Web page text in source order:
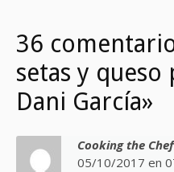
36
setas y queso
Dani García»
Cooking the Chef
05/10/2017 en